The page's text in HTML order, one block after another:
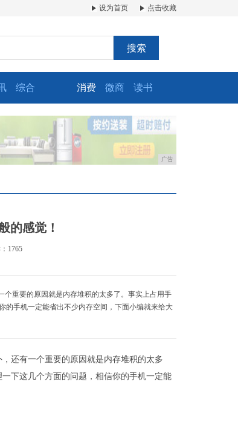
设为首页 点击收藏
搜索
综合 消费 微商 读书
广告
的感觉！
1765
个重要的原因就是内存堆积的太多了。事实上占用手
的手机一定能省出不少内存空间，下面小编就来给大
还有一个重要的原因就是内存堆积的太多
下这几个方面的问题，相信你的手机一定能